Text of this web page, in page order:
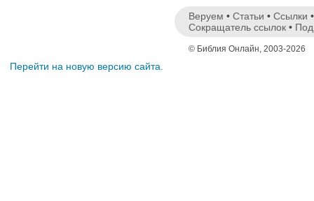
Веруем • Статьи • Ссылки
Сокращатель ссылок •
© Библия Онлайн, 2003-2026
Перейти на новую версию сайта.